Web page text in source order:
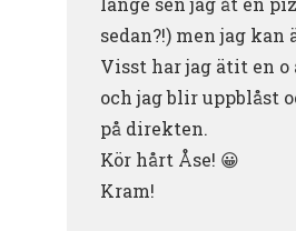
sedan?!) men jag kan
Visst har jag ätit en
och jag blir uppblåst
på direkten.
Kör hårt Åse! 😀
Kram!